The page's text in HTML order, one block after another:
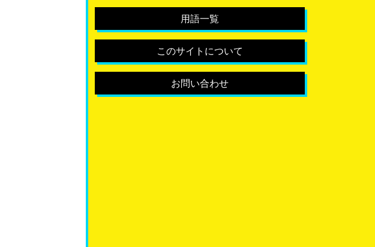
用語一覧
このサイトについて
お問い合わせ